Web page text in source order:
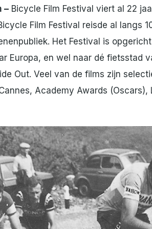
– Bicycle Film Festival viert al 22
Film Festival reisde al langs
Het Festival is
Europa, en wel naar dé fietsstad
Out. Veel van de films zijn
Academy Awards (Oscars),